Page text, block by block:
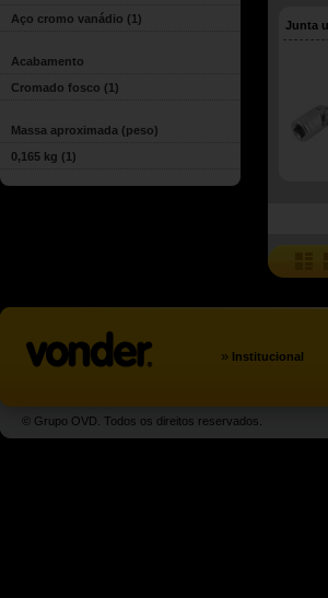
Aço cromo vanádio (1)
Acabamento
Cromado fosco (1)
Massa aproximada (peso)
0,165 kg (1)
Junta
» Institucional
© Grupo OVD. Todos os direitos reservados.